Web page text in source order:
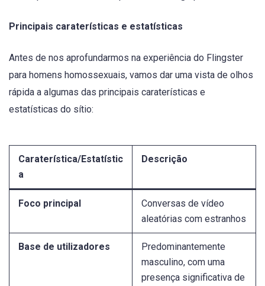
Principais caraterísticas e estatísticas
Antes de nos aprofundarmos na experiência do Flingster
para homens homossexuais, vamos dar uma vista de olhos
rápida a algumas das principais caraterísticas e
estatísticas do sítio:
Caraterística/Estatístic
a
Descrição
Foco principal
Conversas de vídeo
aleatórias com estranhos
Base de utilizadores
Predominantemente
masculino, com uma
presença significativa de